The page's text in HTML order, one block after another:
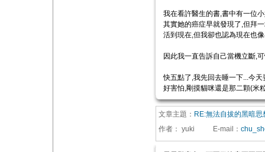
我在看許醫生的書,書中有一位
其實她的癌症早就發現了,但拜
活到現在,但我卻也認為現在也
因此我一直告訴自己當機立斷,
快五點了,我先回去睡一下...今天
好害怕,剛摸貓咪還是那二顆(米
文章主題： RE:無法自拔的黑暗思
作者： yuki E-mail ：